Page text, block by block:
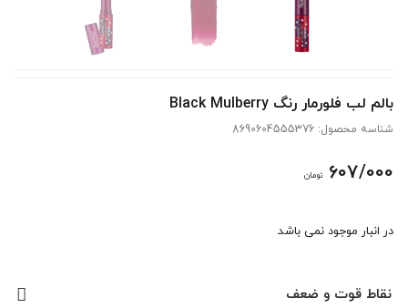
بالم لب فلورمار رنگ Black Mulberry
شناسه محصول: 8690604555376
607/000 تومان
در انبار موجود نمی باشد
نقاط قوت و ضعف